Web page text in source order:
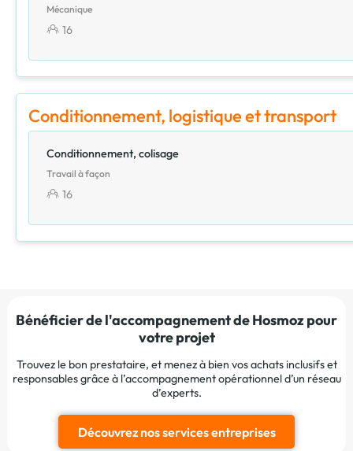
Mécanique
16
Conditionnement, logistique et transport
Conditionnement, colisage
Travail à façon
16
Bénéficier de l'accompagnement de Hosmoz pour
votre projet
Trouvez le bon prestataire, et menez à bien vos achats inclusifs et
responsables grâce à l’accompagnement opérationnel d’un réseau
d’experts.
Découvrez nos services entreprises